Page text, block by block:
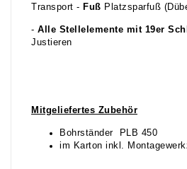
Transport - Fuß Platzsparfuß
- Alle Stellelemente mit 19er
Justieren
Mitgeliefertes Zubehör
Bohrständer PLB 450
im Karton inkl.